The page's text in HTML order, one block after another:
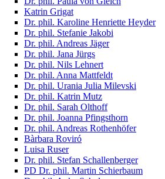
Katrin Grigat
Dr. phil. Karoline Henriette Heyder
Dr. phil. Stefanie Jakobi
Dr. phil. Andreas Jäger
Dr. phil. Jana Jürgs
Dr. phil. Nils Lehnert
Dr. phil. Anna Mattfeldt
Dr. phil. Urania Julia Milevski
Dr. phil. Katrin Mutz
Dr. phil. Sarah Olthoff
Dr. phil. Joanna Pfingsthorn
Dr. phil. Andreas Rothenhöfer
Bàrbara Roviró
Luisa Ruser
Dr. phil. Stefan Schallenberger
PD Dr. phil. Martin Schierbaum